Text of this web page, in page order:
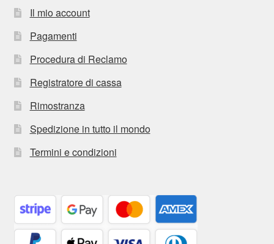
Il mio account
Pagamenti
Procedura di Reclamo
Registratore di cassa
Rimostranza
Spedizione in tutto il mondo
Termini e condizioni